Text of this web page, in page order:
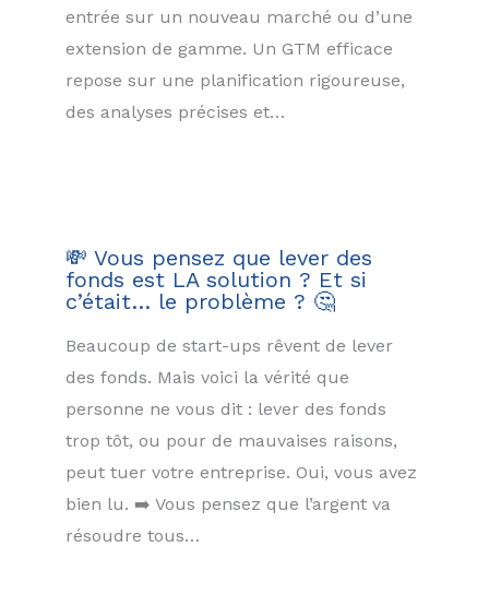
entrée sur un nouveau marché ou d’une
extension de gamme. Un GTM efficace
repose sur une planification rigoureuse,
des analyses précises et…
💸 Vous pensez que lever des
fonds est LA solution ? Et si
c’était… le problème ? 🤔
Beaucoup de start-ups rêvent de lever
des fonds. Mais voici la vérité que
personne ne vous dit : lever des fonds
trop tôt, ou pour de mauvaises raisons,
peut tuer votre entreprise. Oui, vous avez
bien lu. ➡️ Vous pensez que l’argent va
résoudre tous…